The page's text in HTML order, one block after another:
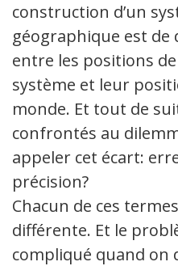
construction d’un
géographique est de
entre les positions
système et leur
monde. Et tout de
confrontés au
appeler cet écart:
précision?
Chacun de ces
différente. Et le
compliqué quand on